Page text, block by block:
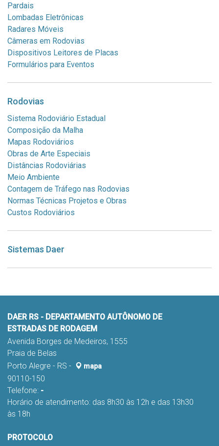
Pardais
Lombadas Eletrônicas
Radares Móveis
Câmeras em Rodovias
Dispositivos Leitores de Placas
Formulários para Eventos
Rodovias
Sistema Rodoviário Estadual
Composição da Malha
Mapas Rodoviários
Obras de Arte Especiais
Distâncias Rodoviárias
Meio Ambiente
Contagem de Tráfego nas Rodovias
Normas Técnicas Projetos e Obras
Custos Rodoviários
Sistemas Daer
DAER RS - DEPARTAMENTO AUTÔNOMO DE
ESTRADAS DE RODAGEM
Avenida Borges de Medeiros, 1555
Praia de Belas
Porto Alegre - RS -
mapa
90110-150
Telefone: -
Horário de atendimento: das 8h30 às 12h e das 13h30
às 18h
PROTOCOLO